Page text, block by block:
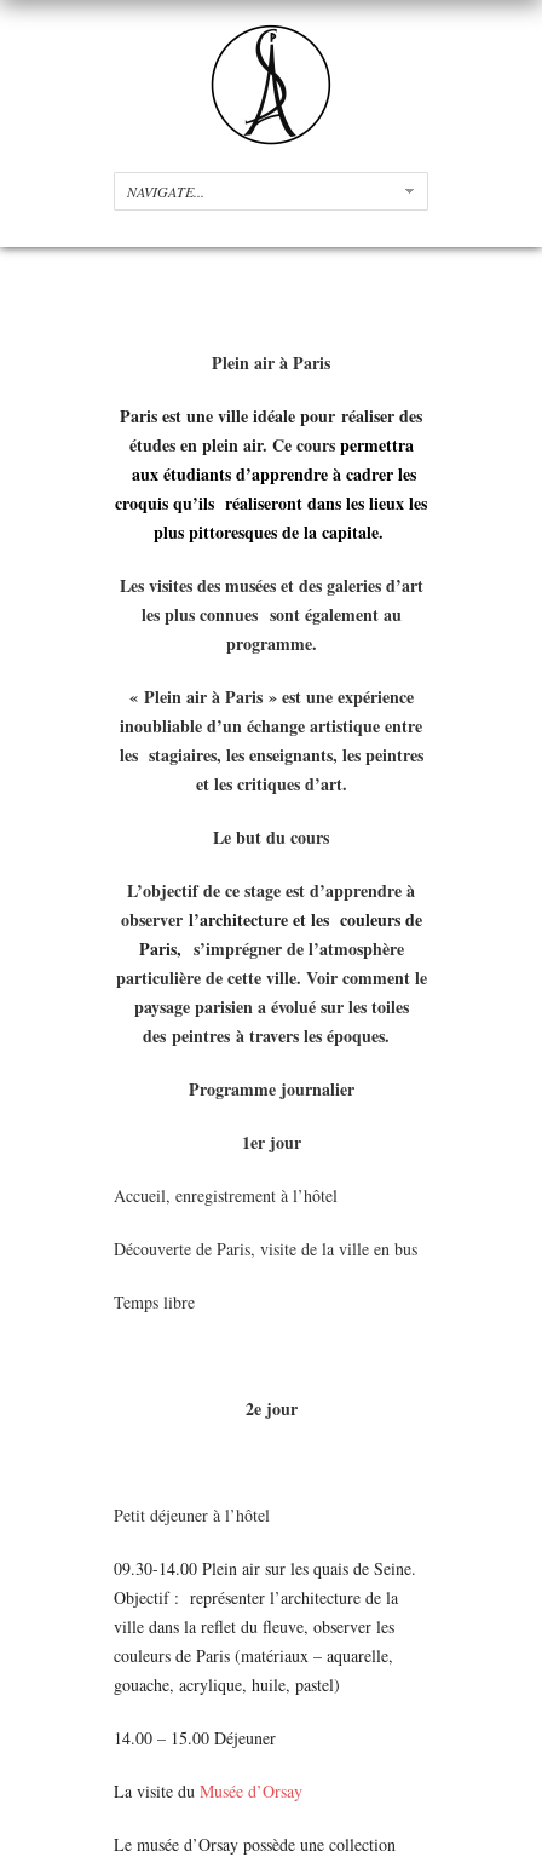
Plein air à Paris
Paris est une ville idéale pour réaliser des
études en plein air. Ce courspermettra
aux étudiants d’apprendre à cadrer les
croquis qu’ils réaliseront dans les lieux les
plus pittoresques de la capitale.
Les visites des musées et des galeries d’art
les plus connues sont également au
programme.
« Plein air à Paris » est une expérience
inoubliable d’un échange artistique entre
les stagiaires, les enseignants, les peintres
et les critiques d’art.
Le but du cours
L’objectif de ce stage est d’apprendre à
observer l’architecture et les couleurs de
Paris, s’imprégner de l’atmosphère
particulière de cette ville. Voir comment le
paysage parisien a évolué sur les toiles
des peintres à travers les époques.
Programme journalier
1er jour
Accueil, enregistrement à l’hôtel
Découverte de Paris, visite de la ville en bus
Temps libre
2e jour
Petit déjeuner à l’hôtel
09.30-14.00 Plein air sur les quais de Seine.
Objectif : représenter l’architecture de la
ville dans la reflet du fleuve, observer les
couleurs de Paris (matériaux – aquarelle,
gouache, acrylique, huile, pastel)
14.00 – 15.00 Déjeuner
La visite du Musée d’Orsay
Le musée d’Orsay possède une collection